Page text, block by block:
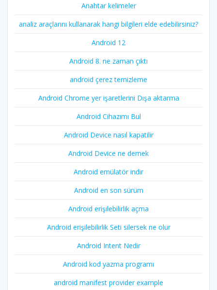
Anahtar kelimeler
analiz araçlarını kullanarak hangi bilgileri elde edebilirsiniz?
Android 12
Android 8. ne zaman çıktı
android çerez temizleme
Android Chrome yer işaretlerini Dışa aktarma
Android Cihazımı Bul
Android Device nasıl kapatilir
Android Device ne demek
Android emülatör indir
Android en son sürüm
Android erişilebilirlik açma
Android erişilebilirlik Seti silersek ne olur
Android Intent Nedir
Android kod yazma programı
android manifest provider example